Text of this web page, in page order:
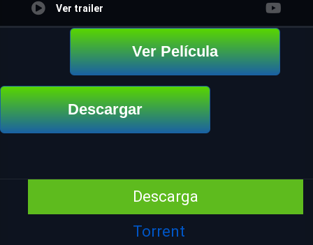
Ver trailer
Ver Película
Descargar
Descarga
Torrent